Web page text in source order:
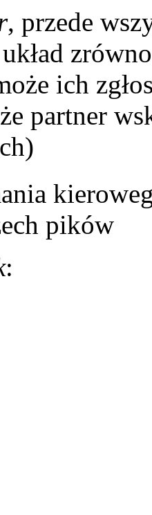
, przede
ich
partner
pików
: